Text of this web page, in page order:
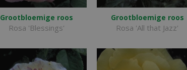
Grootbloemige roos
Rosa 'Blessings'
Grootbloemige roos
Rosa 'All that Jazz'